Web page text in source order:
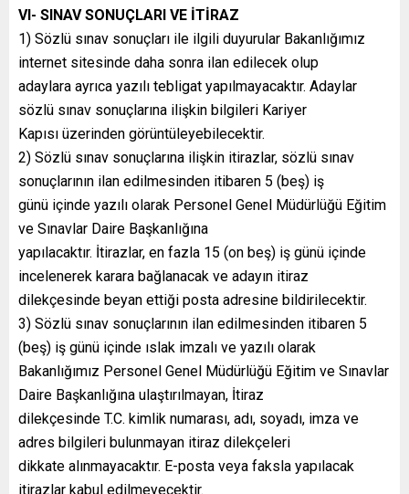
VI- SINAV SONUÇLARI VE İTİRAZ
1) Sözlü sınav sonuçları ile ilgili duyurular Bakanlığımız
internet sitesinde daha sonra ilan edilecek olup
adaylara ayrıca yazılı tebligat yapılmayacaktır. Adaylar
sözlü sınav sonuçlarına ilişkin bilgileri Kariyer
Kapısı üzerinden görüntüleyebilecektir.
2) Sözlü sınav sonuçlarına ilişkin itirazlar, sözlü sınav
sonuçlarının ilan edilmesinden itibaren 5 (beş) iş
günü içinde yazılı olarak Personel Genel Müdürlüğü Eğitim
ve Sınavlar Daire Başkanlığına
yapılacaktır. İtirazlar, en fazla 15 (on beş) iş günü içinde
incelenerek karara bağlanacak ve adayın itiraz
dilekçesinde beyan ettiği posta adresine bildirilecektir.
3) Sözlü sınav sonuçlarının ilan edilmesinden itibaren 5
(beş) iş günü içinde ıslak imzalı ve yazılı olarak
Bakanlığımız Personel Genel Müdürlüğü Eğitim ve Sınavlar
Daire Başkanlığına ulaştırılmayan, İtiraz
dilekçesinde T.C. kimlik numarası, adı, soyadı, imza ve
adres bilgileri bulunmayan itiraz dilekçeleri
dikkate alınmayacaktır. E-posta veya faksla yapılacak
itirazlar kabul edilmeyecektir.